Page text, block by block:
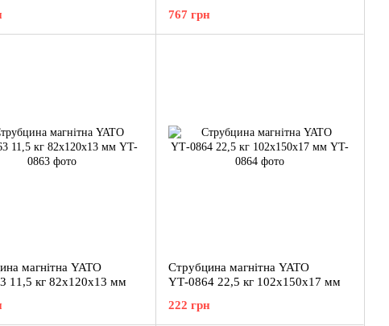
767 грн
магнітна YATO
11,5 кг 82х120х13 мм
Струбцина магнітна YATO
YT‑0864 22,5 кг 102х150х17 мм
222 грн